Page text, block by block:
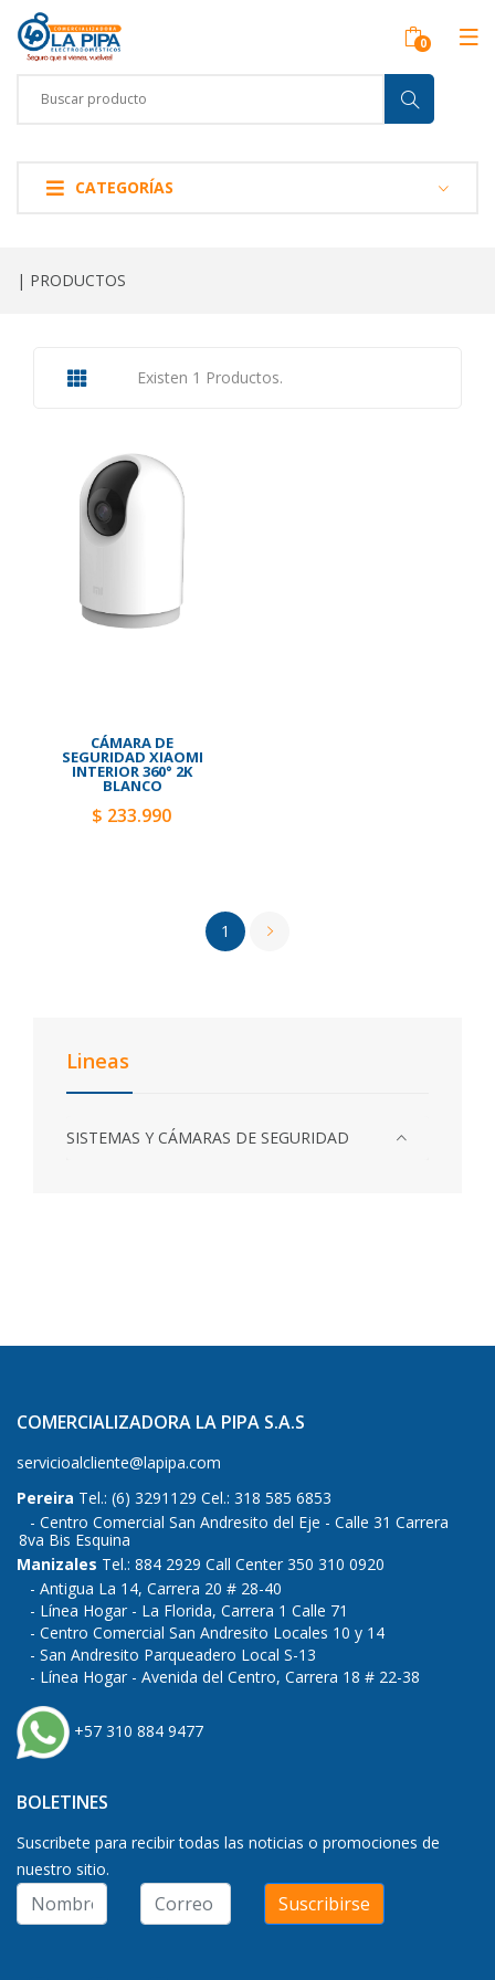
CATEGORÍAS
| PRODUCTOS
Existen 1 Productos.
CÁMARA DE
SEGURIDAD XIAOMI
INTERIOR 360° 2K
BLANCO
$ 233.990
1
Lineas
SISTEMAS Y CÁMARAS DE SEGURIDAD
COMERCIALIZADORA LA PIPA S.A.S
servicioalcliente@lapipa.com
Pereira Tel.: (6) 3291129 Cel.: 318 585 6853
Centro Comercial San Andresito del Eje - Calle 31 Carrera
8va Bis Esquina
Manizales Tel.: 884 2929 Call Center 350 310 0920
Antigua La 14, Carrera 20 # 28-40
Línea Hogar - La Florida, Carrera 1 Calle 71
Centro Comercial San Andresito Locales 10 y 14
San Andresito Parqueadero Local S-13
Línea Hogar - Avenida del Centro, Carrera 18 # 22-38
+57 310 884 9477
BOLETINES
Suscribete para recibir todas las noticias o promociones de
nuestro sitio.
Suscribirse